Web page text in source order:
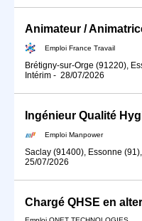
Emploi France Travail
Brétigny-sur-Orge (91220),
Intérim - 28/07/2026
Emploi Manpower
Saclay (91400), Essonne
25/07/2026
Chargé QHSE en